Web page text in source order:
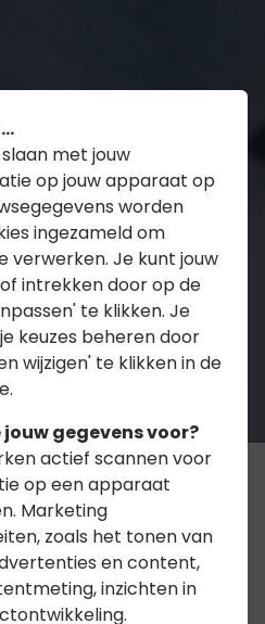
u de
met jouw
op jouw apparaat op
worden
ingezameld om
verwerken. Je kunt jouw
intrekken door op de
te klikken. Je
keuzes beheren door
wijzigen' te klikken in de
gegevens voor?
actief scannen voor
op een apparaat
Marketing
zoals het tonen van
en content,
inzichten in